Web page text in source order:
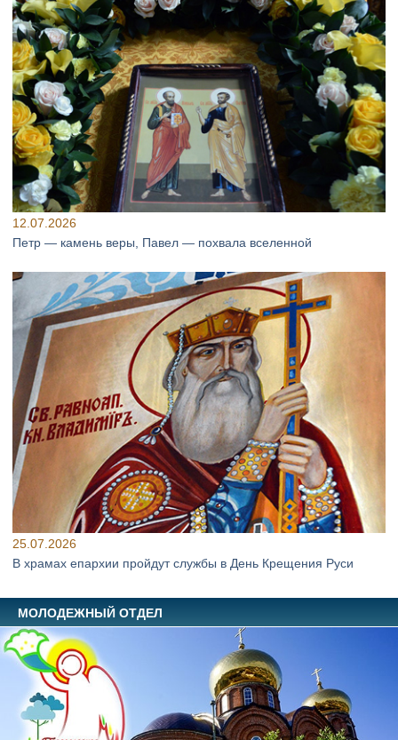
12.07.2026
Петр — камень веры, Павел — похвала вселенной
25.07.2026
В храмах епархии пройдут службы в День Крещения Руси
МОЛОДЕЖНЫЙ ОТДЕЛ